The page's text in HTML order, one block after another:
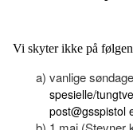
Vi skyter ikke på
a) vanlige
spesielle/
post@gsspistol